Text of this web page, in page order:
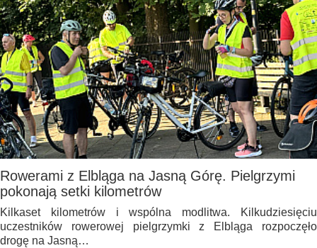
Rowerami z Elbląga na Jasną Górę. Pielgrzymi
pokonają setki kilometrów
Kilkaset kilometrów i wspólna modlitwa. Kilkudziesięciu
uczestników rowerowej pielgrzymki z Elbląga rozpoczęło
drogę na Jasną…